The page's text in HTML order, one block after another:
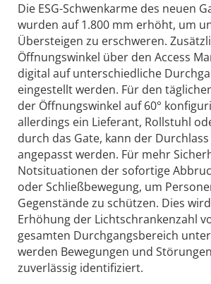
Die ESG-Schwenkarme des neuen
wurden auf 1.800 mm erhöht, um
Übersteigen zu erschweren.
Öffnungswinkel über den Access
digital auf unterschiedliche
eingestellt werden. Für den
der Öffnungswinkel auf 60°
allerdings ein Lieferant, Rollstuhl
durch das Gate, kann der Durchlass
angepasst werden. Für mehr
Notsituationen der sofortige
oder Schließbewegung, um
Gegenstände zu schützen. Dies
Erhöhung der Lichtschrankenzahl
gesamten Durchgangsbereich
werden Bewegungen und
zuverlässig identifiziert.